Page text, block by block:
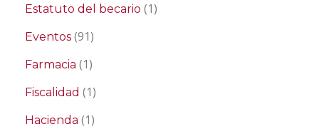
Estatuto del becario (1)
Eventos (91)
Farmacia (1)
Fiscalidad (1)
Hacienda (1)